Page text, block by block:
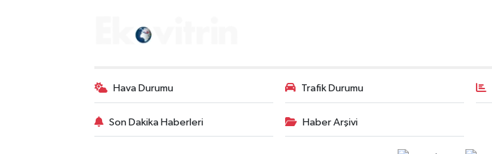
Hava Durumu Trafik Durumu
Son Dakika Haberleri Haber Arşivi